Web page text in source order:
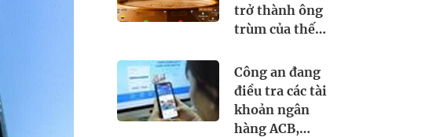
trở thành ông
trùm của thế
phần 18% toàn
cầu, diện tích
trồng hơn
700.000 ha
Công an đang
điều tra các tài
khoản ngân
hàng ACB,